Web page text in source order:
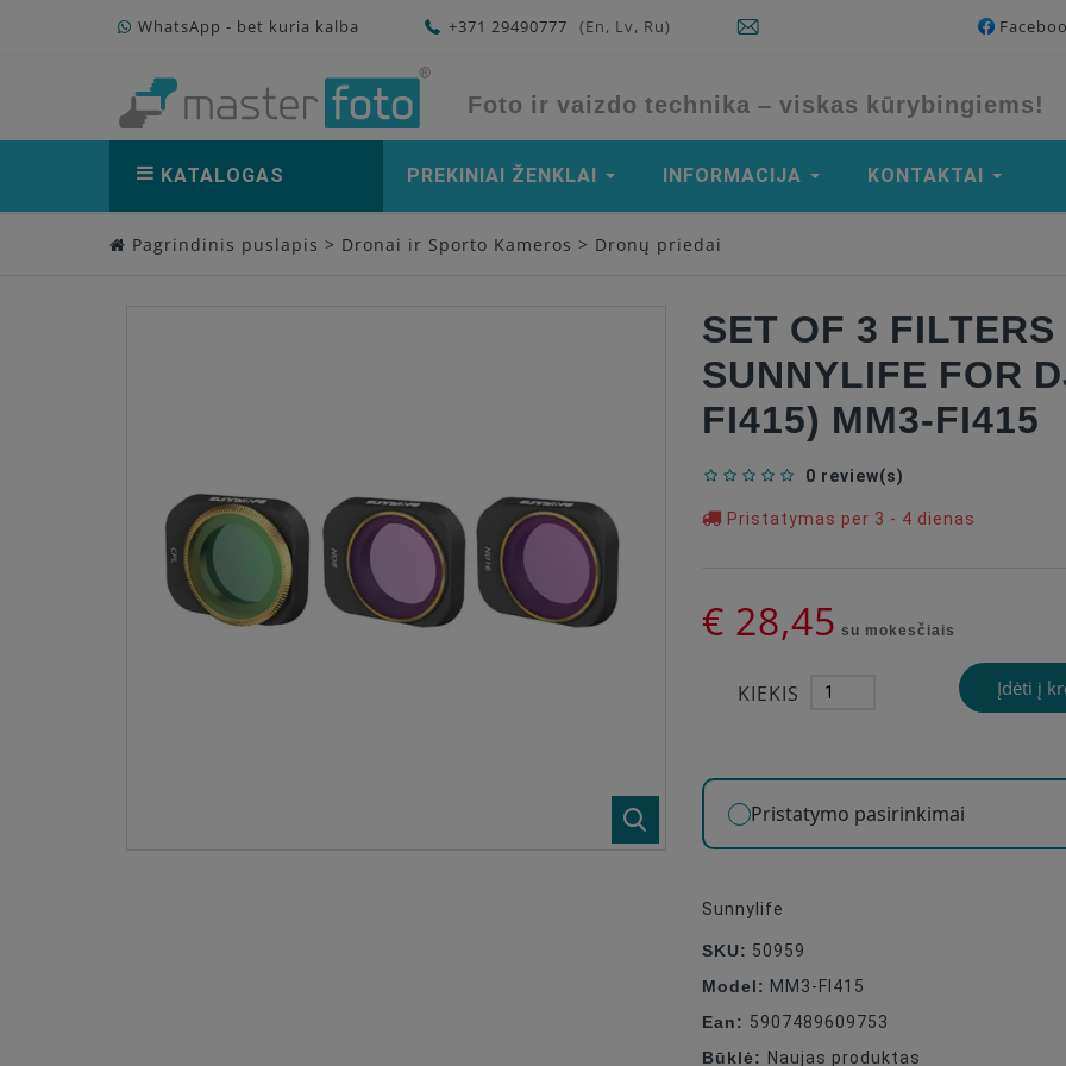
WhatsApp - bet kuria kalba +371 29490777 (En, Lv, Ru)
Foto ir vaizdo technika – viskas kūrybingiems!
KATALOGAS PREKINIAI ŽENKLAI INFORMACIJA KONTAKTAI
Pagrindinis puslapis > Dronai ir Sporto Kameros > Dronų priedai
SET OF 3
SUNNYLIFE FOR
FI415) MM3-FI415
0 review(s)
Pristatymas per 3 - 4 dienas
€ 28,45 su mokesčiais
KIEKIS Įdėti į
Pristatymo pasirinkimai
Sunnylife
SKU: 50959
Model: MM3-FI415
Ean: 5907489609753
Būklė: Naujas produktas